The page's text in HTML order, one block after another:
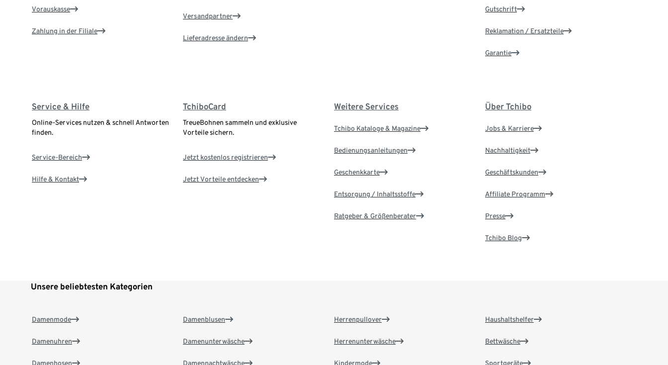
Vorauskasse
Zahlung in der Filiale
Versandpartner
Lieferadresse ändern
Gutschrift
Reklamation / Ersatzteile
Garantie
Service & Hilfe
Online-Services nutzen & schnell Antworten
finden.
Service-Bereich
Hilfe & Kontakt
TchiboCard
TreueBohnen sammeln und exklusive
Vorteile sichern.
Jetzt kostenlos registrieren
Jetzt Vorteile entdecken
Weitere Services
Tchibo Kataloge & Magazine
Bedienungsanleitungen
Geschenkkarte
Entsorgung / Inhaltsstoffe
Ratgeber & Größenberater
Über Tchibo
Jobs & Karriere
Nachhaltigkeit
Geschäftskunden
Affiliate Programm
Presse
Tchibo Blog
Unsere beliebtesten Kategorien
Damenmode
Damenuhren
Damenhosen
Damenblusen
Damenunterwäsche
Damennachtwäsche
Herrenpullover
Herrenunterwäsche
Kindermode
Haushaltshelfer
Bettwäsche
Sportgeräte